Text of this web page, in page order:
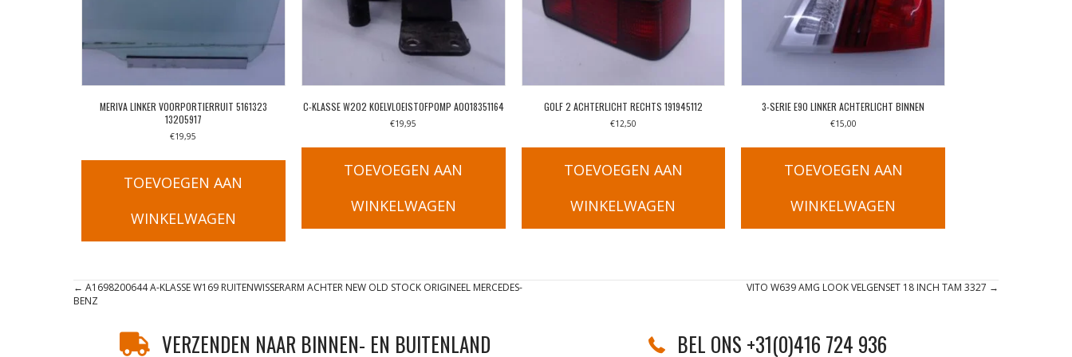
MERIVA LINKER VOORPORTIERRUIT 5161323
13205917
€19,95
TOEVOEGEN AAN
WINKELWAGEN
C-KLASSE W202 KOELVLOEISTOFPOMP A0018351164
€19,95
TOEVOEGEN AAN
WINKELWAGEN
GOLF 2 ACHTERLICHT RECHTS 191945112
€12,50
TOEVOEGEN AAN
WINKELWAGEN
3-SERIE E90 LINKER ACHTERLICHT BINNEN
€15,00
TOEVOEGEN AAN
WINKELWAGEN
Posts
navigation
← A1698200644 A-KLASSE W169 RUITENWISSERARM ACHTER NEW OLD STOCK ORIGINEEL MERCEDES-
BENZ
VITO W639 AMG LOOK VELGENSET 18 INCH TAM 3327 →
VERZENDEN NAAR BINNEN- EN BUITENLAND BEL ONS +31(0)416 724 936